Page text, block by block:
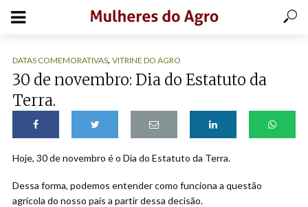
DATAS COMEMORATIVAS, VITRINE DO AGRO
30 de novembro: Dia do Estatuto da
Terra.
Hoje, 30 de novembro é o Dia do Estatuto da Terra.
Dessa forma, podemos entender como funciona a questão
agrícola do nosso país a partir dessa decisão.